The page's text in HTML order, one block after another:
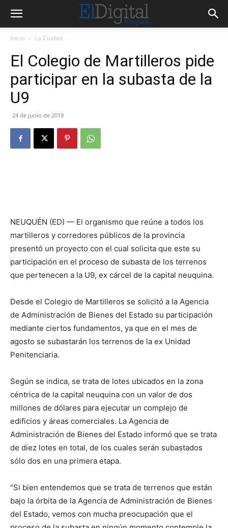
Inicio La Ciudad
El Colegio de Martilleros pide
participar en la subasta de la
U9
24 de junio de 2019
NEUQUÉN (ED) — El organismo que reúne a todos los
martilleros y corredores públicos de la provincia
presentó un proyecto con el cual solicita que este su
participación en el proceso de subasta de los terrenos
que pertenecen a la U9, ex cárcel de la capital neuquina.
Desde el Colegio de Martilleros se solicitó a la Agencia
de Administración de Bienes del Estado su participación
mediante ciertos fundamentos, ya que en el mes de
agosto se subastarán los terrenos de la ex Unidad
Penitenciaria.
Según se indica, se trata de lotes ubicados en la zona
céntrica de la capital neuquina con un valor de dos
millones de dólares para ejecutar un complejo de
edificios y áreas comerciales. La Agencia de
Administración de Bienes del Estado informó que se trata
de diez lotes en total, de los cuales serán subastados
sólo dos en una primera etapa.
“Si bien entendemos que se trata de terrenos que están
bajo la órbita de la Agencia de Administración de Bienes
del Estado, vemos con mucha preocupación que el